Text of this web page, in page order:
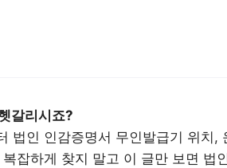
갈리시죠?
법인 인감증명서 무인발급기 위치,
잡하게 찾지 말고 이 글만 보면 법